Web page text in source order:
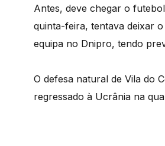
Antes, deve chegar o
quinta-feira, tentava deixar
equipa no Dnipro, tendo
O defesa natural de Vila do
regressado à Ucrânia na